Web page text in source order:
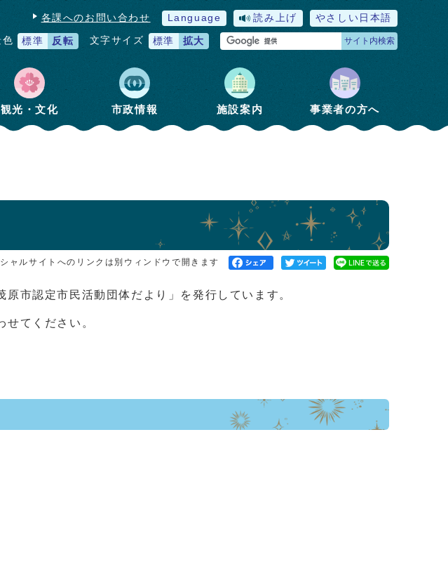
各課へのお問い合わせ Language 読み上げ やさしい日本語
色 標準 反転 文字サイズ 標準 拡大 サイト内検索
観光・文化 市政情報 施設案内 事業者の方へ
ャルサイトへのリンクは別ウィンドウで開きます
市認定市民活動団体だより」を発行しています。
てください。